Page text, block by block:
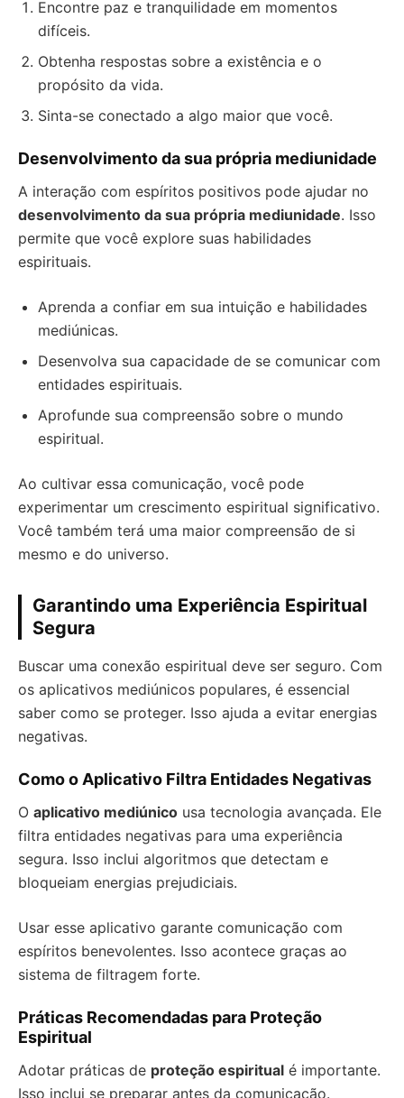
Encontre paz e tranquilidade em momentos
difíceis.
Obtenha respostas sobre a existência e o
propósito da vida.
Sinta-se conectado a algo maior que você.
Desenvolvimento da sua própria mediunidade
A interação com espíritos positivos pode ajudar no
desenvolvimento da sua própria mediunidade. Isso
permite que você explore suas habilidades
espirituais.
Aprenda a confiar em sua intuição e habilidades
mediúnicas.
Desenvolva sua capacidade de se comunicar com
entidades espirituais.
Aprofunde sua compreensão sobre o mundo
espiritual.
Ao cultivar essa comunicação, você pode
experimentar um crescimento espiritual significativo.
Você também terá uma maior compreensão de si
mesmo e do universo.
Garantindo uma Experiência Espiritual
Segura
Buscar uma conexão espiritual deve ser seguro. Com
os aplicativos mediúnicos populares, é essencial
saber como se proteger. Isso ajuda a evitar energias
negativas.
Como o Aplicativo Filtra Entidades Negativas
O aplicativo mediúnico usa tecnologia avançada. Ele
filtra entidades negativas para uma experiência
segura. Isso inclui algoritmos que detectam e
bloqueiam energias prejudiciais.
Usar esse aplicativo garante comunicação com
espíritos benevolentes. Isso acontece graças ao
sistema de filtragem forte.
Práticas Recomendadas para Proteção
Espiritual
Adotar práticas de proteção espiritual é importante.
Isso inclui se preparar antes da comunicação.